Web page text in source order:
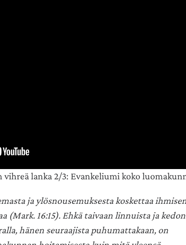
vihreä lanka 2/3: Evankeliumi koko
ja ylösnousemuksesta koskettaa
(Mark. 16:15). Ehkä taivaan linnuista ja kedon
hänen seuraajista puhumattakaan, on